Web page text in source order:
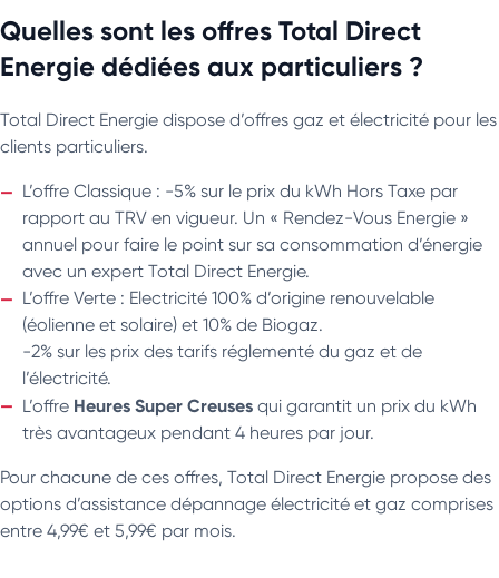
Quelles sont les offres Total Direct
Energie dédiées aux particuliers ?
Total Direct Energie dispose d’offres gaz et électricité pour les
clients particuliers.
L’offre Classique : -5% sur le prix du kWh Hors Taxe par
rapport au TRV en vigueur. Un « Rendez-Vous Energie »
annuel pour faire le point sur sa consommation d’énergie
avec un expert Total Direct Energie.
L’offre Verte : Electricité 100% d’origine renouvelable
(éolienne et solaire) et 10% de Biogaz.
-2% sur les prix des tarifs réglementé du gaz et de
l’électricité.
L’offre Heures Super Creuses qui garantit un prix du kWh
très avantageux pendant 4 heures par jour.
Pour chacune de ces offres, Total Direct Energie propose des
options d’assistance dépannage électricité et gaz comprises
entre 4,99€ et 5,99€ par mois.